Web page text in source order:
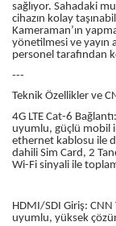
sağlıyor. Sahadaki
cihazın kolay
Kameraman’ın
yönetilmesi ve yayın
personel tarafından
---
Teknik Özellikler ve
4G LTE Cat-6
uyumlu, güçlü mobil
ethernet kablosu ile
dahili Sim Card, 2
Wi-Fi sinyali ile
HDMI/SDI Giriş:
uyumlu, yüksek